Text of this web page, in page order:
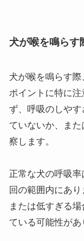
犬が喉を鳴らす
犬が喉を鳴らす
ポイントに特に
ず、呼吸のしや
ていないか、ま
察します。
正常な犬の呼吸
回の範囲内にあり
または低すぎる
ている可能性があ